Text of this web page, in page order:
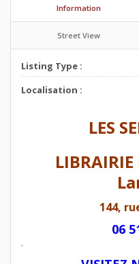
Information
Street View
Listing Type :
Localisation :
LES
LIBRAIRIE
144,
06
.